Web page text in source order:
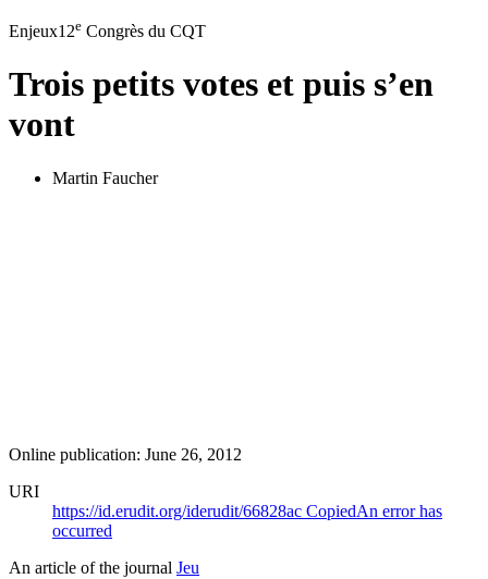
Enjeux12e Congrès du CQT
Trois petits votes et puis s’en
vont
Martin Faucher
Online publication: June 26, 2012
URI
https://id.erudit.org/iderudit/66828ac CopiedAn error has
occurred
An article of the journal Jeu